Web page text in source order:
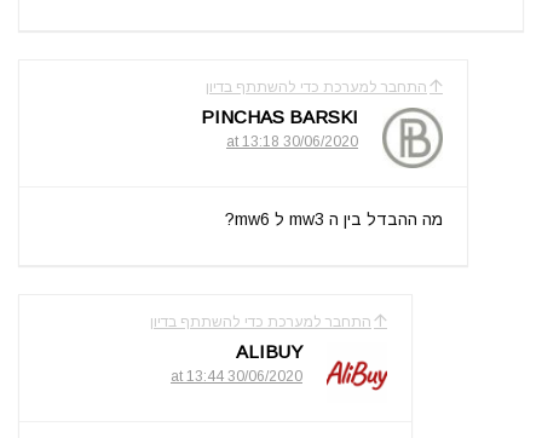
התחבר למערכת כדי להשתתף בדיון
PINCHAS BARSKI
30/06/2020 at 13:18
מה ההבדל בין ה mw3 ל mw6?
התחבר למערכת כדי להשתתף בדיון
ALIBUY
30/06/2020 at 13:44